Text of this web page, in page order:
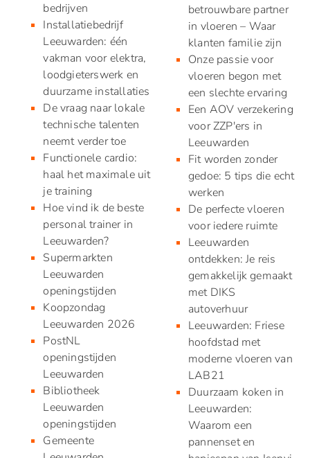
bedrijven
Installatiebedrijf
Leeuwarden: één
vakman voor elektra,
loodgieterswerk en
duurzame installaties
De vraag naar lokale
technische talenten
neemt verder toe
Functionele cardio:
haal het maximale uit
je training
Hoe vind ik de beste
personal trainer in
Leeuwarden?
Supermarkten
Leeuwarden
openingstijden
Koopzondag
Leeuwarden 2026
PostNL
openingstijden
Leeuwarden
Bibliotheek
Leeuwarden
openingstijden
Gemeente
betrouwbare partner
in vloeren – Waar
klanten familie zijn
Onze passie voor
vloeren begon met
een slechte ervaring
Een AOV verzekering
voor ZZP'ers in
Leeuwarden
Fit worden zonder
gedoe: 5 tips die echt
werken
De perfecte vloeren
voor iedere ruimte
Leeuwarden
ontdekken: Je reis
gemakkelijk gemaakt
met DIKS
autoverhuur
Leeuwarden: Friese
hoofdstad met
moderne vloeren van
LAB21
Duurzaam koken in
Leeuwarden:
Waarom een
pannenset en